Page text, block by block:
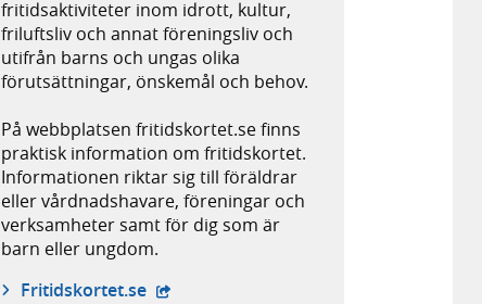
fritidsaktiviteter inom idrott, kultur,
friluftsliv och annat föreningsliv och
utifrån barns och ungas olika
förutsättningar, önskemål och behov.
På webbplatsen fritidskortet.se finns
praktisk information om fritidskortet.
Informationen riktar sig till föräldrar
eller vårdnadshavare, föreningar och
verksamheter samt för dig som är
barn eller ungdom.
Fritidskortet.se - extern webbplats,